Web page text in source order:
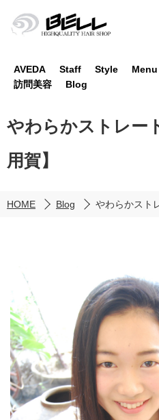
AVEDA Staff Style Menu
訪問美容
Blog
やわらかストレー
用賀】
HOME Blog やわらかスト